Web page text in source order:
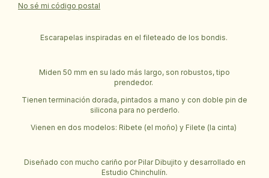
No sé mi código postal
Escarapelas inspiradas en el fileteado de los bondis.
Miden 50 mm en su lado más largo, son robustos, tipo
prendedor.
Tienen terminación dorada, pintados a mano y con doble pin de
silicona para no perderlo.
Vienen en dos modelos: Ribete (el moño) y Filete (la cinta)
Diseñado con mucho cariño por Pilar Dibujito y desarrollado en
Estudio Chinchulín.